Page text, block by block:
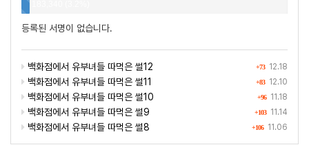
등록된 서명이 없습니다.
+73 12.18
백화점에서 유부녀들 따먹은 썰12
+83 12.10
백화점에서 유부녀들 따먹은 썰11
+96 11.18
백화점에서 유부녀들 따먹은 썰10
+103 11.14
백화점에서 유부녀들 따먹은 썰9
+106 11.06
백화점에서 유부녀들 따먹은 썰8